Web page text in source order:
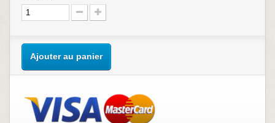
Ajouter au panier